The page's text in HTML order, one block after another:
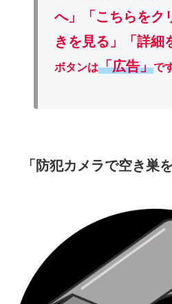
へ」「こちらをク
きを見る」「詳細
ボタンは「広告」で
「防犯カメラで空き巣